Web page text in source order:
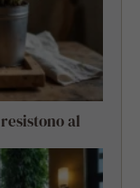
al